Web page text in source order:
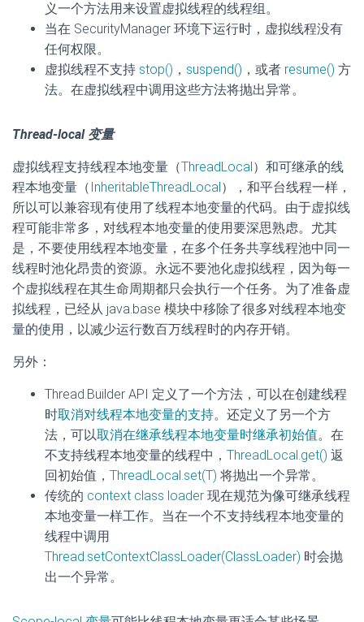
义一个方法用来设置虚拟线程的线程组。
当在 SecurityManager 环境下运行时，虚拟线程没有
任何权限。
虚拟线程不支持 stop() ， suspend() ，或者 resume() 方
法。在虚拟线程中调用这些方法将抛出异常。
Thread-local 变量
虚拟线程支持线程本地变量（ThreadLocal）和可继承的线
程本地变量（ InheritableThreadLocal），和平台线程一样，
所以可以兼容现有使用了线程本地变量的代码。由于虚拟线
程可能非常多，对线程本地变量的使用要深思熟虑。尤其
是，不要使用线程本地变量，在多个任务共享线程池中同一
线程时池化昂贵的资源。永远不要池化虚拟线程，因为每一
个虚拟线程在其生命周期都只会执行一个任务。为了准备虚
拟线程，已经从 java.base 模块中移除了很多对线程本地变
量的使用，以减少运行数百万线程时的内存开销。
另外：
Thread.Builder API 定义了一个方法，可以在创建线程
时取消对线程本地变量的支持。还定义了另一个方
法，可以取消在继承线程本地变量时继承初始值。在
不支持线程本地变量的线程中， ThreadLocal.get() 返
回初始值， ThreadLocal.set(T) 将抛出一个异常。
传统的 context class loader 现在规范为像可继承线程
本地变量一样工作。当在一个不支持线程本地变量的
线程中调用
Thread.setContextClassLoader(ClassLoader) 时会抛
出一个异常。